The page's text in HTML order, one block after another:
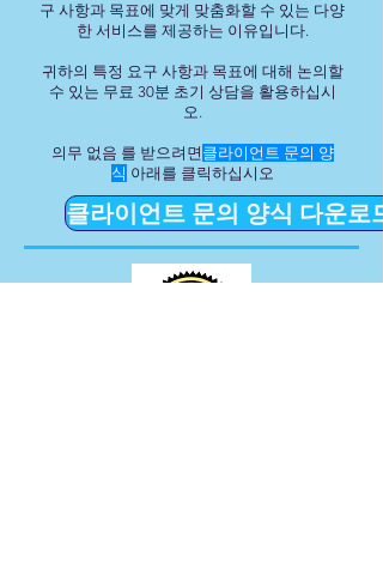
구 사항과 목표에 맞게 맞춤화할 수 있는 다양
한 서비스를 제공하는 이유입니다.
귀하의 특정 요구 사항과 목표에 대해 논의할
수 있는 무료 30분 초기 상담을 활용하십시
오.
의무 없음 를 받으려면 클라이언트 문의 양
식 아래를 클릭하십시오
클라이언트 문의 양식 다운로드